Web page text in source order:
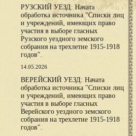
РУЗСКИЙ УЕЗД: Начата
обработка источника "Списки лиц
и учреждений, имеющих право
участия в выборе гласных
Рузского уездного земского
собрания на трехлетие 1915-1918
годов".
14.05.2026
ВЕРЕЙСКИЙ УЕЗД: Начата
обработка источника "Списки лиц
и учреждений, имеющих право
участия в выборе гласных
Верейского уездного земского
собрания на трехлетие 1915-1918
годов".